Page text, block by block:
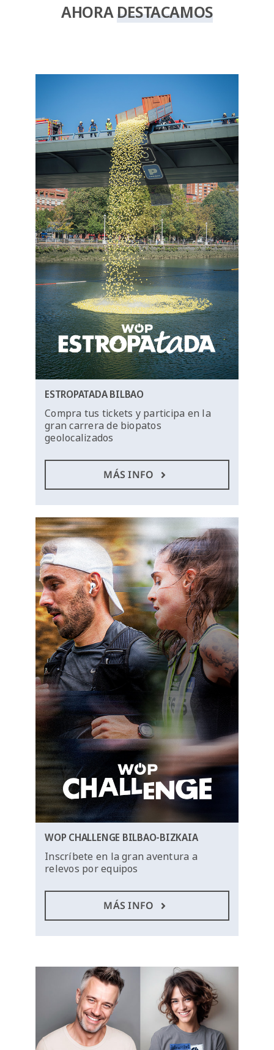
AHORADESTACAMOS
ESTROPATADA BILBAO
Compra tus tickets y participa en la
gran carrera de biopatos
geolocalizados
MÁS INFO
WOP CHALLENGE BILBAO-BIZKAIA
Inscríbete en la gran aventura a
relevos por equipos
MÁS INFO